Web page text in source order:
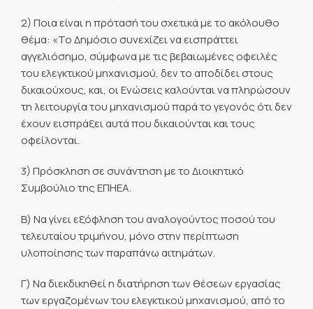
2) Ποια είναι η πρότασή του σχετικά με το ακόλουθο
θέμα: «Το Δημόσιο συνεχίζει να εισπράττει
αγγελιόσημο, σύμφωνα με τις βεβαιωμένες οφειλές
του ελεγκτικού μηχανισμού, δεν το αποδίδει στους
δικαιούχους, και, οι Ενώσεις καλούνται να πληρώσουν
τη λειτουργία του μηχανισμού παρά το γεγονός ότι δεν
έχουν εισπράξει αυτά που δικαιούνται και τους
οφείλονται.
3) Πρόσκληση σε συνάντηση με το Διοικητικό
Συμβούλιο της ΕΠΗΕΑ.
Β) Να γίνει εξόφληση του αναλογούντος ποσού του
τελευταίου τριμήνου, μόνο στην περίπτωση
υλοποίησης των παραπάνω αιτημάτων.
Γ) Να διεκδικηθεί η διατήρηση των θέσεων εργασίας
των εργαζομένων του ελεγκτικού μηχανισμού, από το